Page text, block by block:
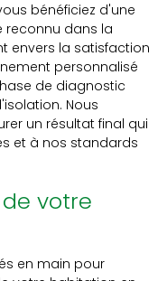
bénéficiez d'une
reconnu dans la
envers la satisfaction
personnalisé
de diagnostic
Nous
un résultat final qui
et à nos standards
votre
en main pour